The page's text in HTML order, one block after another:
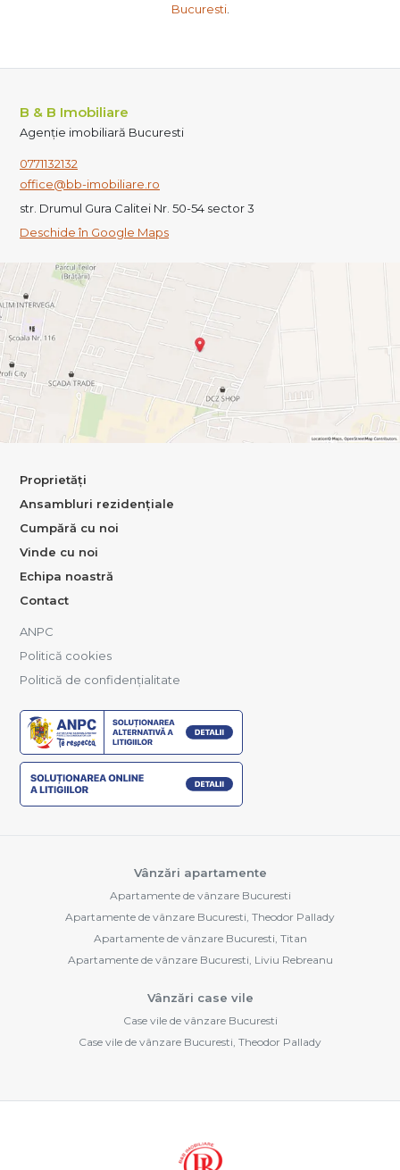
Bucuresti.
B & B Imobiliare
Agenție imobiliară Bucuresti
0771132132
office@bb-imobiliare.ro
str. Drumul Gura Calitei Nr. 50-54 sector 3
Deschide în Google Maps
Proprietăți
Ansambluri rezidențiale
Cumpără cu noi
Vinde cu noi
Echipa noastră
Contact
ANPC
Politică cookies
Politică de confidențialitate
Vânzări apartamente
Apartamente de vânzare Bucuresti
Apartamente de vânzare Bucuresti, Theodor Pallady
Apartamente de vânzare Bucuresti, Titan
Apartamente de vânzare Bucuresti, Liviu Rebreanu
Vânzări case vile
Case vile de vânzare Bucuresti
Case vile de vânzare Bucuresti, Theodor Pallady